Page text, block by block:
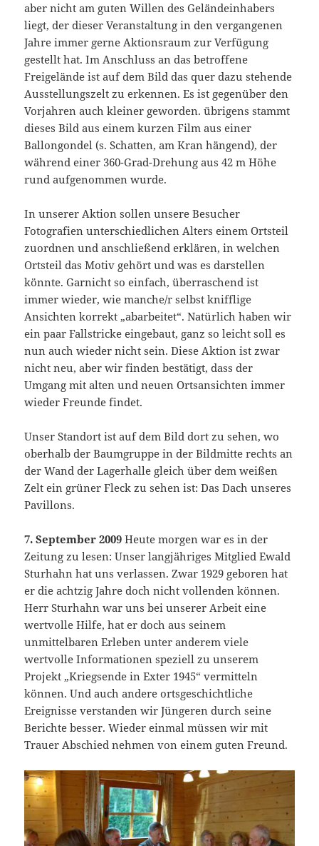
aber nicht am guten Willen des Geländeinhabers
liegt, der dieser Veranstaltung in den vergangenen
Jahre immer gerne Aktionsraum zur Verfügung
gestellt hat. Im Anschluss an das betroffene
Freigelände ist auf dem Bild das quer dazu stehende
Ausstellungszelt zu erkennen. Es ist gegenüber den
Vorjahren auch kleiner geworden. übrigens stammt
dieses Bild aus einem kurzen Film aus einer
Ballongondel (s. Schatten, am Kran hängend), der
während einer 360-Grad-Drehung aus 42 m Höhe
rund aufgenommen wurde.
In unserer Aktion sollen unsere Besucher
Fotografien unterschiedlichen Alters einem Ortsteil
zuordnen und anschließend erklären, in welchen
Ortsteil das Motiv gehört und was es darstellen
könnte. Garnicht so einfach, überraschend ist
immer wieder, wie manche/r selbst knifflige
Ansichten korrekt „abarbeitet“. Natürlich haben wir
ein paar Fallstricke eingebaut, ganz so leicht soll es
nun auch wieder nicht sein. Diese Aktion ist zwar
nicht neu, aber wir finden bestätigt, dass der
Umgang mit alten und neuen Ortsansichten immer
wieder Freunde findet.
Unser Standort ist auf dem Bild dort zu sehen, wo
oberhalb der Baumgruppe in der Bildmitte rechts an
der Wand der Lagerhalle gleich über dem weißen
Zelt ein grüner Fleck zu sehen ist: Das Dach unseres
Pavillons.
7. September 2009 Heute morgen war es in der
Zeitung zu lesen: Unser langjähriges Mitglied Ewald
Sturhahn hat uns verlassen. Zwar 1929 geboren hat
er die achtzig Jahre doch nicht vollenden können.
Herr Sturhahn war uns bei unserer Arbeit eine
wertvolle Hilfe, hat er doch aus seinem
unmittelbaren Erleben unter anderem viele
wertvolle Informationen speziell zu unserem
Projekt „Kriegsende in Exter 1945“ vermitteln
können. Und auch andere ortsgeschichtliche
Ereignisse verstanden wir Jüngeren durch seine
Berichte besser. Wieder einmal müssen wir mit
Trauer Abschied nehmen von einem guten Freund.